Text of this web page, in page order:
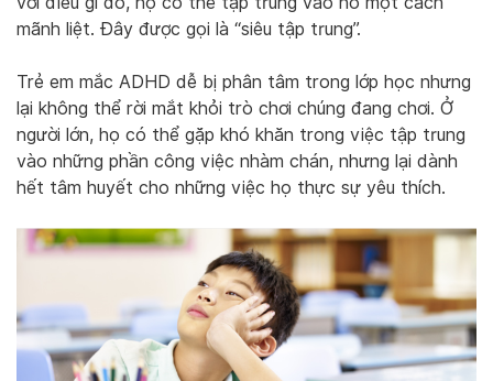
mãnh liệt. Đây được gọi là “siêu tập trung”.
Trẻ em mắc ADHD dễ bị phân tâm trong lớp học nhưng
lại không thể rời mắt khỏi trò chơi chúng đang chơi. Ở
người lớn, họ có thể gặp khó khăn trong việc tập trung
vào những phần công việc nhàm chán, nhưng lại dành
hết tâm huyết cho những việc họ thực sự yêu thích.